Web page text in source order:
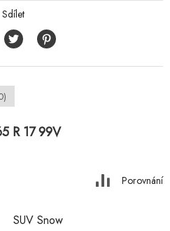
Sdílet
R 17 99V
Porovnání
SUV Snow